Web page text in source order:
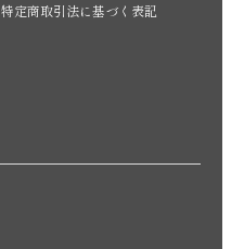
特定商取引法に基づく表記